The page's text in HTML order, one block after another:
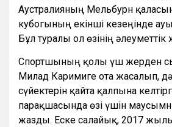
Аустралияның Мельбурн
кубогының екінші кезеңінде
Бұл туралы ол өзінің
Спортшының қолы үш жерден
Милад Каримиге ота жасалып,
сүйектерін қайта қалпына
парақшасында өзі үшін
жазды. Еске салайық, 2017